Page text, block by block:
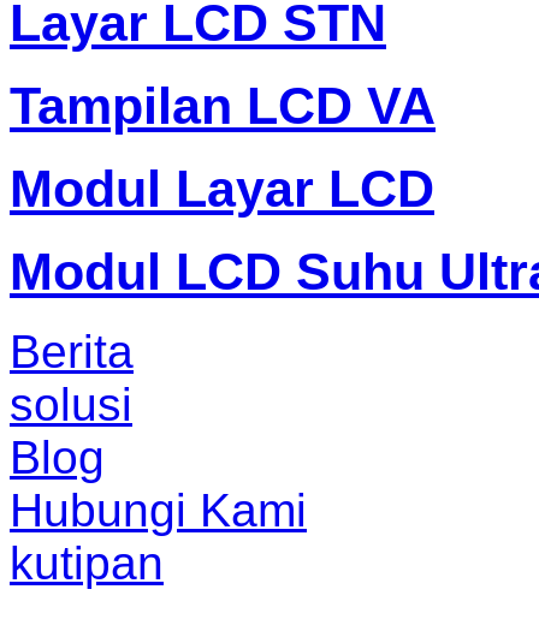
Layar LCD STN
Tampilan LCD VA
Modul Layar LCD
Modul LCD Suhu
Berita
solusi
Blog
Hubungi Kami
kutipan